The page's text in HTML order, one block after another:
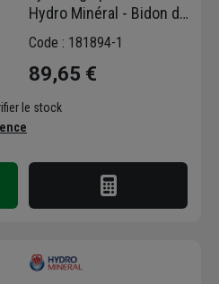
Hydro Minéral - Bidon de
5 L
Code : 181894-1
89,65 €
le stock